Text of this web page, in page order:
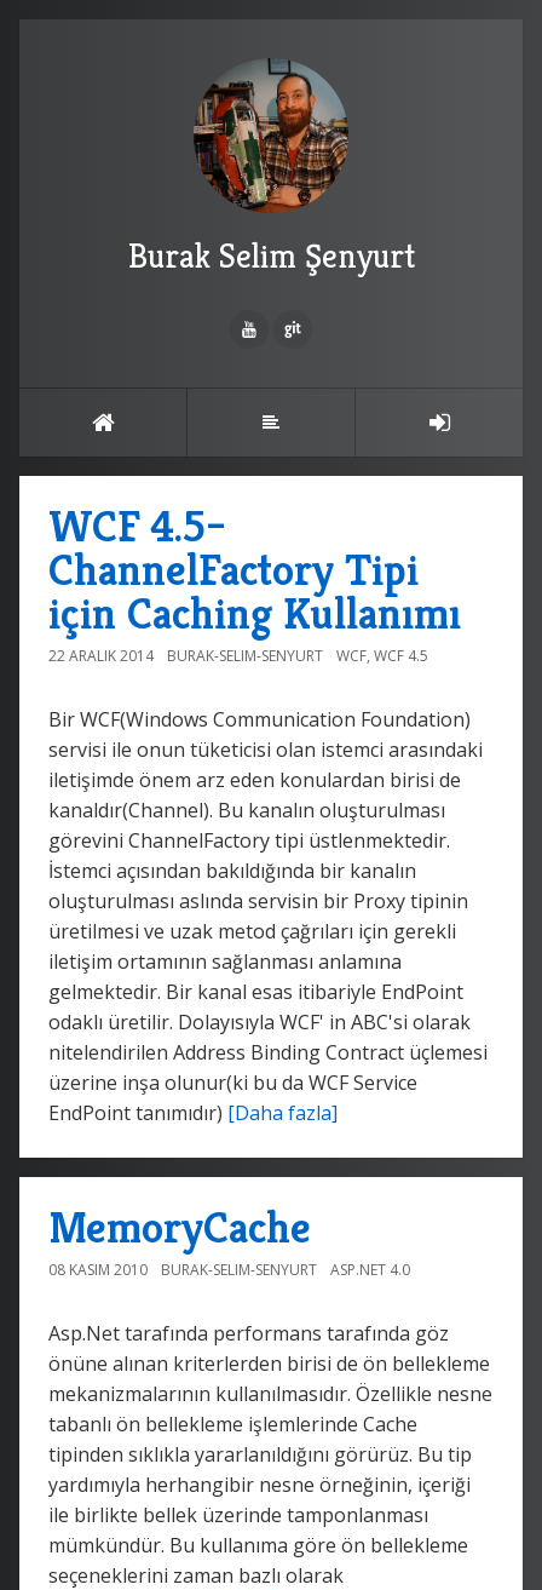
Burak Selim Şenyurt
WCF 4.5–
ChannelFactory Tipi
için Caching Kullanımı
22 ARALIK 2014 BURAK-SELIM-SENYURT WCF, WCF 4.5
Bir WCF(Windows Communication Foundation)
servisi ile onun tüketicisi olan istemci arasındaki
iletişimde önem arz eden konulardan birisi de
kanaldır(Channel). Bu kanalın oluşturulması
görevini ChannelFactory tipi üstlenmektedir.
İstemci açısından bakıldığında bir kanalın
oluşturulması aslında servisin bir Proxy tipinin
üretilmesi ve uzak metod çağrıları için gerekli
iletişim ortamının sağlanması anlamına
gelmektedir. Bir kanal esas itibariyle EndPoint
odaklı üretilir. Dolayısıyla WCF' in ABC'si olarak
nitelendirilen Address Binding Contract üçlemesi
üzerine inşa olunur(ki bu da WCF Service
EndPoint tanımıdır) [Daha fazla]
MemoryCache
08 KASIM 2010 BURAK-SELIM-SENYURT ASP.NET 4.0
Asp.Net tarafında performans tarafında göz
önüne alınan kriterlerden birisi de ön bellekleme
mekanizmalarının kullanılmasıdır. Özellikle nesne
tabanlı ön bellekleme işlemlerinde Cache
tipinden sıklıkla yararlanıldığını görürüz. Bu tip
yardımıyla herhangibir nesne örneğinin, içeriği
ile birlikte bellek üzerinde tamponlanması
mümkündür. Bu kullanıma göre ön bellekleme
seçeneklerini zaman bazlı olarak